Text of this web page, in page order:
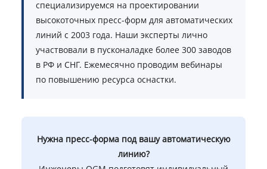
специализируемся на проектировании
высокоточных пресс-форм для автоматических
линий с 2003 года. Наши эксперты лично
участвовали в пусконаладке более 300 заводов
в РФ и СНГ. Ежемесячно проводим вебинары
по повышению ресурса оснастки.
Нужна пресс-форма под вашу автоматическую
линию?